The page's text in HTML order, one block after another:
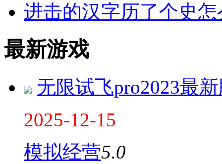
进击的汉字历了个史怎
最新游戏
无限试飞pro2023最
2025-12-15
模拟经营5.0